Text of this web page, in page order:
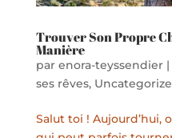
Trouver Son Propre
Manière
par enora-teyssendier|
ses rêves,
Salut toi ! Aujourd’hui,